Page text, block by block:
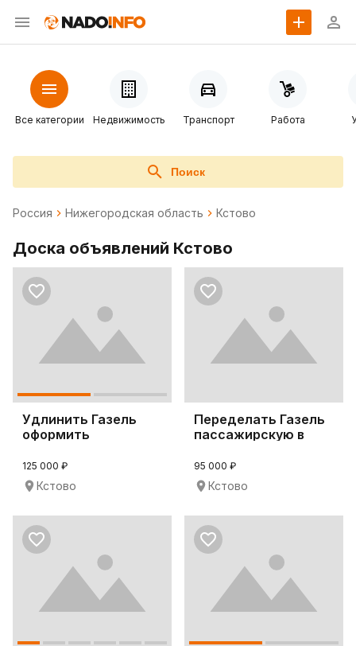
Все категории Недвижимость Транспорт Работа
Поиск
Россия Нижегородская область Кстово
Доска объявлений Кстово
Удлинить Газель
оформить
кузов
125 000 ₽
Кстово
Переделать Газель
пассажирскую в
95 000 ₽
Кстово